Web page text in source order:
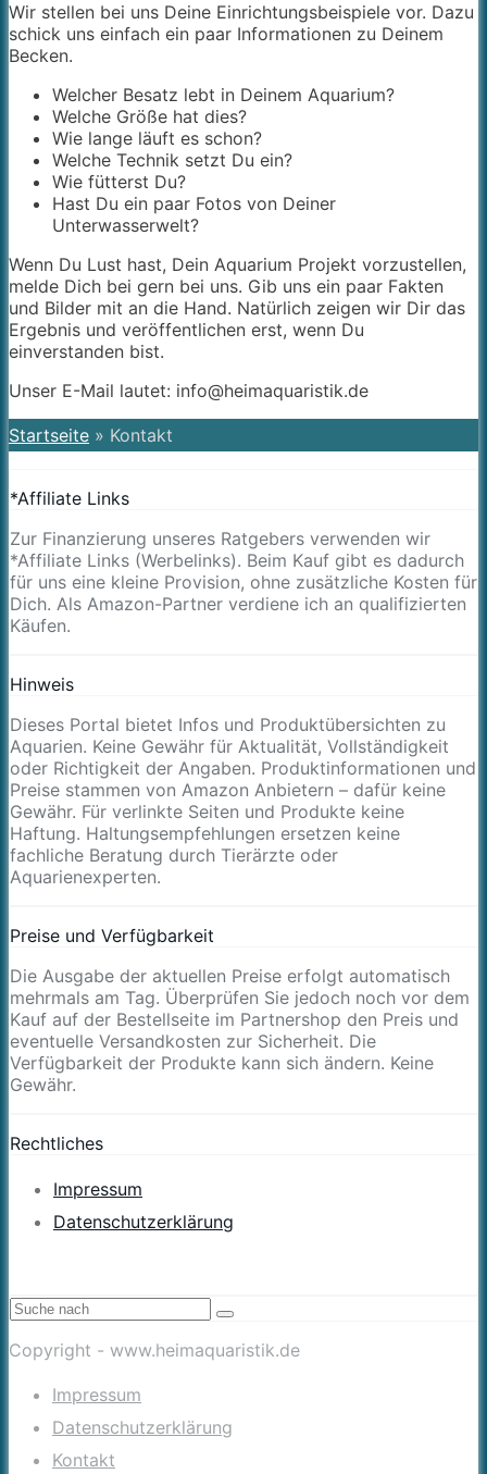
Wir stellen bei uns Deine Einrichtungsbeispiele vor. Dazu
schick uns einfach ein paar Informationen zu Deinem
Becken.
Welcher Besatz lebt in Deinem Aquarium?
Welche Größe hat dies?
Wie lange läuft es schon?
Welche Technik setzt Du ein?
Wie fütterst Du?
Hast Du ein paar Fotos von Deiner
Unterwasserwelt?
Wenn Du Lust hast, Dein Aquarium Projekt vorzustellen,
melde Dich bei gern bei uns. Gib uns ein paar Fakten
und Bilder mit an die Hand. Natürlich zeigen wir Dir das
Ergebnis und veröffentlichen erst, wenn Du
einverstanden bist.
Unser E-Mail lautet: info@heimaquaristik.de
Startseite » Kontakt
*Affiliate Links
Zur Finanzierung unseres Ratgebers verwenden wir
*Affiliate Links (Werbelinks). Beim Kauf gibt es dadurch
für uns eine kleine Provision, ohne zusätzliche Kosten für
Dich. Als Amazon-Partner verdiene ich an qualifizierten
Käufen.
Hinweis
Dieses Portal bietet Infos und Produktübersichten zu
Aquarien. Keine Gewähr für Aktualität, Vollständigkeit
oder Richtigkeit der Angaben. Produktinformationen und
Preise stammen von Amazon Anbietern – dafür keine
Gewähr. Für verlinkte Seiten und Produkte keine
Haftung. Haltungsempfehlungen ersetzen keine
fachliche Beratung durch Tierärzte oder
Aquarienexperten.
Preise und Verfügbarkeit
Die Ausgabe der aktuellen Preise erfolgt automatisch
mehrmals am Tag. Überprüfen Sie jedoch noch vor dem
Kauf auf der Bestellseite im Partnershop den Preis und
eventuelle Versandkosten zur Sicherheit. Die
Verfügbarkeit der Produkte kann sich ändern. Keine
Gewähr.
Rechtliches
Impressum
Datenschutzerklärung
Copyright - www.heimaquaristik.de
Impressum
Datenschutzerklärung
Kontakt